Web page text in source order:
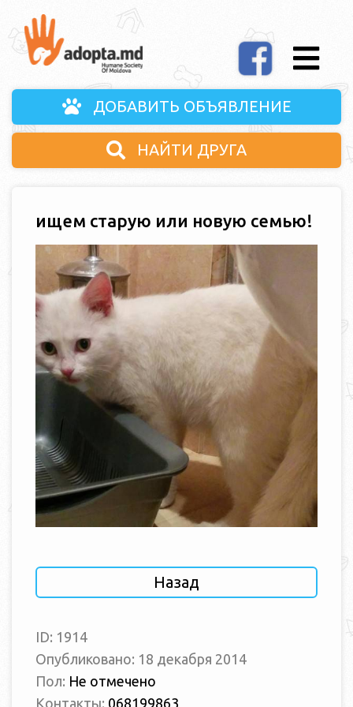
ДОБАВИТЬ ОБЪЯВЛЕНИЕ
НАЙТИ ДРУГА
ищем старую или новую семью!
Назад
ID: 1914
Опубликовано: 18 декабря 2014
Пол: Не отмечено
Контакты: 068199863